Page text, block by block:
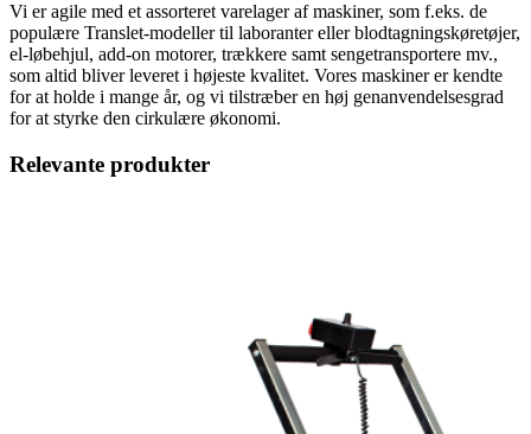
Vi er agile med et assorteret varelager af maskiner, som f.eks. de
populære Translet-modeller til laboranter eller blodtagningskøretøjer,
el-løbehjul, add-on motorer, trækkere samt sengetransportere mv.,
som altid bliver leveret i højeste kvalitet. Vores maskiner er kendte
for at holde i mange år, og vi tilstræber en høj genanvendelsesgrad
for at styrke den cirkulære økonomi.
Relevante produkter